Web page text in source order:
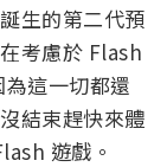
生的第二代預
考慮於 Flash
這一切都還
結束趕快來體
遊戲。